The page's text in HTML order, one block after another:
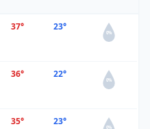
37° 23°
0%
36° 22°
0%
35° 23°
0%